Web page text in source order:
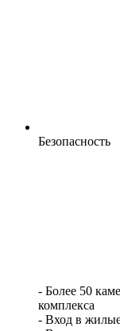
Безопасность
- Более 50
комплекса
- Вход в